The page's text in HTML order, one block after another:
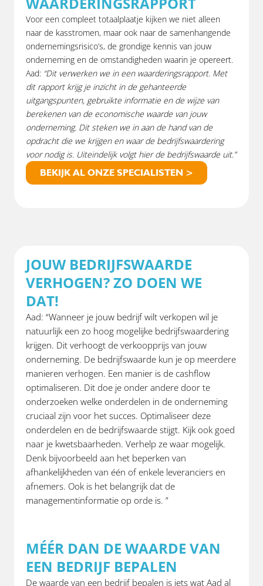
Voor een compleet totaalplaatje kijken we niet alleen
naar de kasstromen, maar ook naar de samenhangende
ondernemingsrisico’s, de grondige kennis van jouw
onderneming en de omstandigheden waarin je opereert.
Aad: “Dit verwerken we in een waarderingsrapport. Met
dit rapport krijg je inzicht in de gehanteerde
uitgangspunten, gebruikte informatie en de wijze van
berekenen van de economische waarde van jouw
onderneming. Dit steken we in aan de hand van de
opdracht die we krijgen en waar de bedrijfswaardering
voor nodig is. Uiteindelijk volgt hier de bedrijfswaarde uit.”
BEKIJK AL ONZE SPECIALISTEN >
JOUW BEDRIJFSWAARDE
VERHOGEN? ZO DOEN WE
DAT!
Aad: “Wanneer je jouw bedrijf wilt verkopen wil je
natuurlijk een zo hoog mogelijke bedrijfswaardering
krijgen. Dit verhoogt de verkoopprijs van jouw
onderneming. De bedrijfswaarde kun je op meerdere
manieren verhogen. Een manier is de cashflow
optimaliseren. Dit doe je onder andere door te
onderzoeken welke onderdelen in de onderneming
cruciaal zijn voor het succes. Optimaliseer deze
onderdelen en de bedrijfswaarde stijgt. Kijk ook goed
naar je kwetsbaarheden. Verhelp ze waar mogelijk.
Denk bijvoorbeeld aan het beperken van
afhankelijkheden van één of enkele leveranciers en
afnemers. Ook is het belangrijk dat de
managementinformatie op orde is. ”
MÉÉR DAN DE WAARDE VAN
EEN BEDRIJF BEPALEN
De waarde van een bedrijf bepalen is iets wat Aad al